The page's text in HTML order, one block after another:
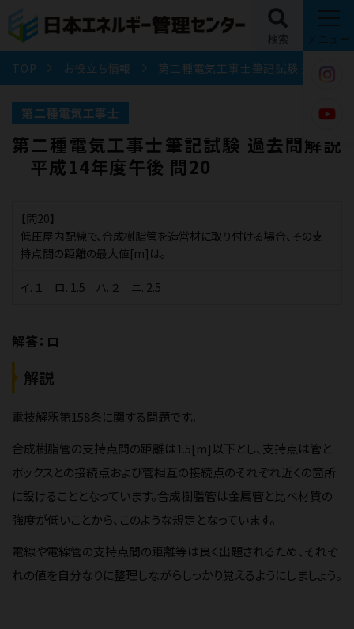
検索 メニュー
TOP お役立ち情報 第二種電気工事士筆記試験 過去問解説｜平成14年度午後 問20
第二種電気工事士
第二種電気工事士筆記試験 過去問解説
｜平成14年度午後 問20
【問20】
低圧屋内配線で、合成樹脂管を造営材に取り付ける場合、その支
持点間の距離の最大値[m]は。
イ. １ ロ. 1.5 ハ. ２ ニ. 2.5
解答：ロ
解説
電技解釈第158条に関する問題です。
合成樹脂管の支持点間の距離は1.5[m]以下とし、支持点は管と
ボックスとの接続点および管相互の接続点のそれぞれ近くの箇所
に設けることとなっています。合成樹脂管は金属管と比べ材質の
強度が低いことから、このような規定となっています。
電線や電線管の支持点間の距離等は良く出題されるため、それぞ
れの値を自分なりに整理しながらしっかり覚えるようにしましょう。